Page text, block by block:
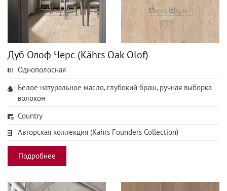
Дуб Олоф Черс (Kährs Oak Olof)
Однополосная
Белое натуральное масло, глубокий браш, ручная выборка
волокон
Country
Авторская коллекция (Kährs Founders Collection)
Подробнее